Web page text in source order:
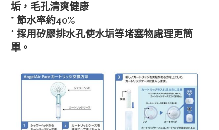
垢，毛孔清爽健康
* 節水率約40%
* 採用矽膠排水孔使水垢等堵塞物處理更簡
單。